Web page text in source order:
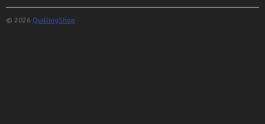
© 2026 QuillingShop